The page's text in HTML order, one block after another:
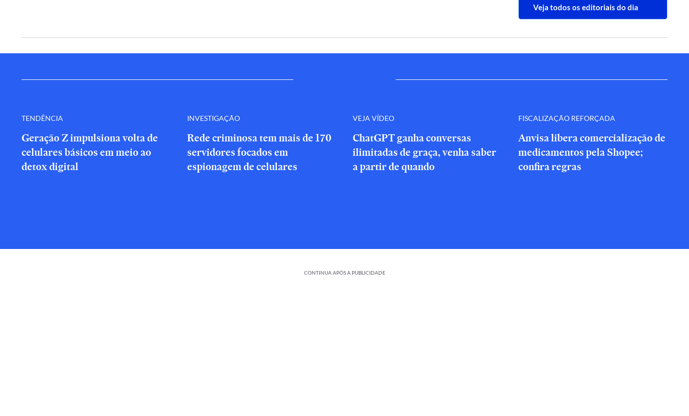
Veja todos os editoriais do dia
TENDÊNCIA
Geração Z impulsiona volta de
celulares básicos em meio ao
detox digital
INVESTIGAÇÃO
Rede criminosa tem mais de 170
servidores focados em
espionagem de celulares
VEJA VÍDEO
ChatGPT ganha conversas
ilimitadas de graça, venha saber
a partir de quando
FISCALIZAÇÃO REFORÇADA
Anvisa libera comercialização de
medicamentos pela Shopee;
confira regras
CONTINUA APÓS A PUBLICIDADE